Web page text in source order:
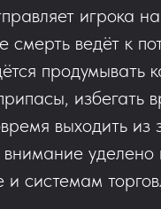
игрока
смерть ведёт к
продумывать
избегать
выходить из
уделено
и системам